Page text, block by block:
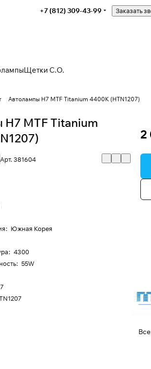
+7 (812) 309-43-99 Заказать
Щетки С.О.
Автолампы H7 MTF Titanium 4400K (HTN1207)
MTF Titanium
Арт.381604
: Южная Корея
: 4300
: 55W
2